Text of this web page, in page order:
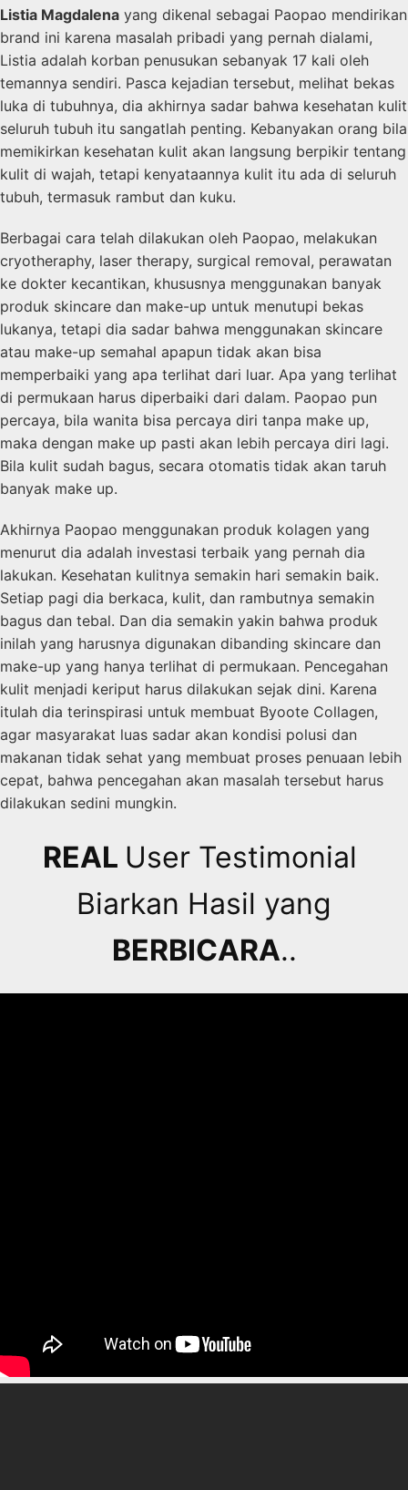
Listia Magdalena yang dikenal sebagai Paopao mendirikan
brand ini karena masalah pribadi yang pernah dialami,
Listia adalah korban penusukan sebanyak 17 kali oleh
temannya sendiri. Pasca kejadian tersebut, melihat bekas
luka di tubuhnya, dia akhirnya sadar bahwa kesehatan kulit
seluruh tubuh itu sangatlah penting. Kebanyakan orang bila
memikirkan kesehatan kulit akan langsung berpikir tentang
kulit di wajah, tetapi kenyataannya kulit itu ada di seluruh
tubuh, termasuk rambut dan kuku.
Berbagai cara telah dilakukan oleh Paopao, melakukan
cryotheraphy, laser therapy, surgical removal, perawatan
ke dokter kecantikan, khususnya menggunakan banyak
produk skincare dan make-up untuk menutupi bekas
lukanya, tetapi dia sadar bahwa menggunakan skincare
atau make-up semahal apapun tidak akan bisa
memperbaiki yang apa terlihat dari luar. Apa yang terlihat
di permukaan harus diperbaiki dari dalam. Paopao pun
percaya, bila wanita bisa percaya diri tanpa make up,
maka dengan make up pasti akan lebih percaya diri lagi.
Bila kulit sudah bagus, secara otomatis tidak akan taruh
banyak make up.
Akhirnya Paopao menggunakan produk kolagen yang
menurut dia adalah investasi terbaik yang pernah dia
lakukan. Kesehatan kulitnya semakin hari semakin baik.
Setiap pagi dia berkaca, kulit, dan rambutnya semakin
bagus dan tebal. Dan dia semakin yakin bahwa produk
inilah yang harusnya digunakan dibanding skincare dan
make-up yang hanya terlihat di permukaan. Pencegahan
kulit menjadi keriput harus dilakukan sejak dini. Karena
itulah dia terinspirasi untuk membuat Byoote Collagen,
agar masyarakat luas sadar akan kondisi polusi dan
makanan tidak sehat yang membuat proses penuaan lebih
cepat, bahwa pencegahan akan masalah tersebut harus
dilakukan sedini mungkin.
REAL User Testimonial
Biarkan Hasil yang
BERBICARA..